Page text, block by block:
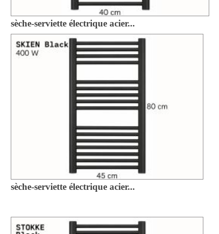
sèche-serviette électrique acier...
sèche-serviette électrique acier...